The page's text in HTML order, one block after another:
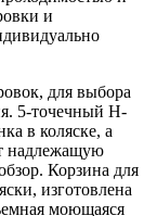
и
для выбора
5-точечный Н-
в коляске, а
надлежащую
Корзина для
изготовлена
моющаяся